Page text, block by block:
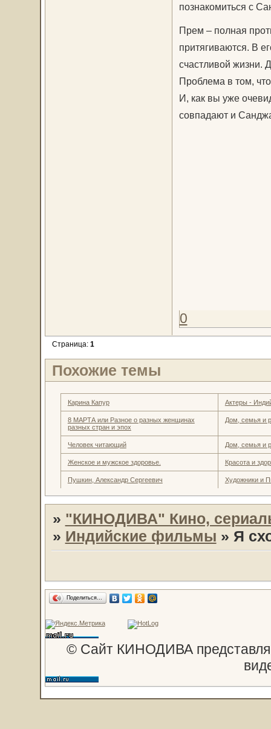
познакомиться с
Прем – полная
притягиваются. В
счастливой жизни.
Проблема в том,
И, как вы уже
совпадают и
0
Страница: 1
Похожие темы
Карина Капур Актеры -
8 МАРТА или Разное о разных женщинах
разных стран и эпох
Дом, семья и
Человек читающий Дом, семья и
Женское и мужское здоровье. Красота и
Пушкин, Александр Сергеевич Художники и
» "КИНОДИВА" Кино,
» Индийские фильмы » Я
Поделиться…
© Сайт КИНОДИВА